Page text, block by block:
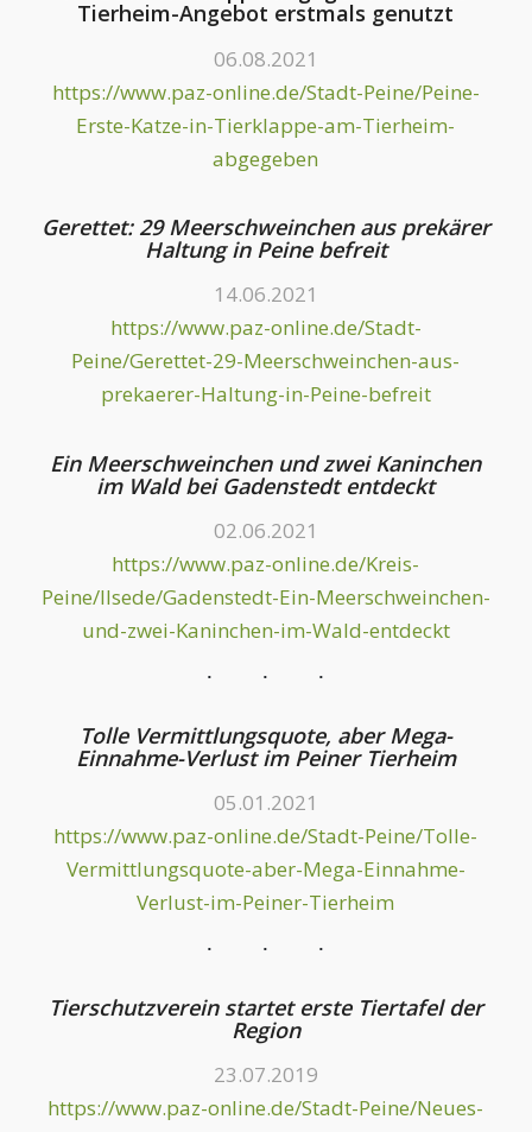
Tierheim-Angebot erstmals genutzt
06.08.2021
https://www.paz-online.de/Stadt-Peine/Peine-
Erste-Katze-in-Tierklappe-am-Tierheim-
abgegeben
Gerettet: 29 Meerschweinchen aus prekärer
Haltung in Peine befreit
14.06.2021
https://www.paz-online.de/Stadt-
Peine/Gerettet-29-Meerschweinchen-aus-
prekaerer-Haltung-in-Peine-befreit
Ein Meerschweinchen und zwei Kaninchen
im Wald bei Gadenstedt entdeckt
02.06.2021
https://www.paz-online.de/Kreis-
Peine/Ilsede/Gadenstedt-Ein-Meerschweinchen-
und-zwei-Kaninchen-im-Wald-entdeckt
Tolle Vermittlungsquote, aber Mega-
Einnahme-Verlust im Peiner Tierheim
05.01.2021
https://www.paz-online.de/Stadt-Peine/Tolle-
Vermittlungsquote-aber-Mega-Einnahme-
Verlust-im-Peiner-Tierheim
Tierschutzverein startet erste Tiertafel der
Region
23.07.2019
https://www.paz-online.de/Stadt-Peine/Neues-